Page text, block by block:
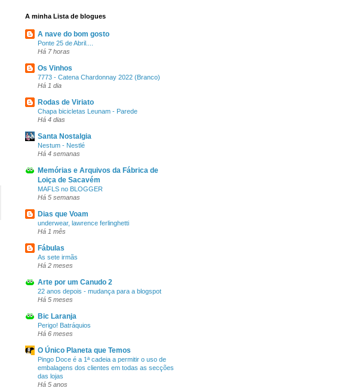
A minha Lista de blogues
A nave do bom gosto
Ponte 25 de Abril....
Há 7 horas
Os Vinhos
7773 - Catena Chardonnay 2022 (Branco)
Há 1 dia
Rodas de Viriato
Chapa bicicletas Leunam - Parede
Há 4 dias
Santa Nostalgia
Nestum - Nestlé
Há 4 semanas
Memórias e Arquivos da Fábrica de
Loiça de Sacavém
MAFLS no BLOGGER
Há 5 semanas
Dias que Voam
underwear, lawrence ferlinghetti
Há 1 mês
Fábulas
As sete irmãs
Há 2 meses
Arte por um Canudo 2
22 anos depois - mudança para a blogspot
Há 5 meses
Bic Laranja
Perigo! Batráquios
Há 6 meses
O Único Planeta que Temos
Pingo Doce é a 1ª cadeia a permitir o uso de
embalagens dos clientes em todas as secções
das lojas
Há 5 anos